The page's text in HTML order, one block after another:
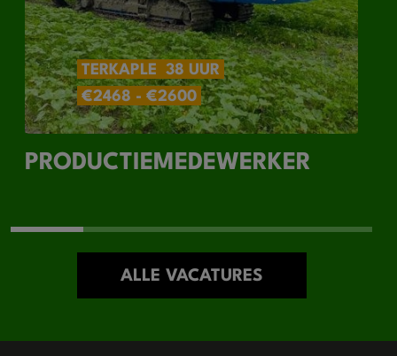
TERKAPLE
38 UUR
€2468 - €2600
PRODUCTIEMEDEWERKER
ALLE VACATURES